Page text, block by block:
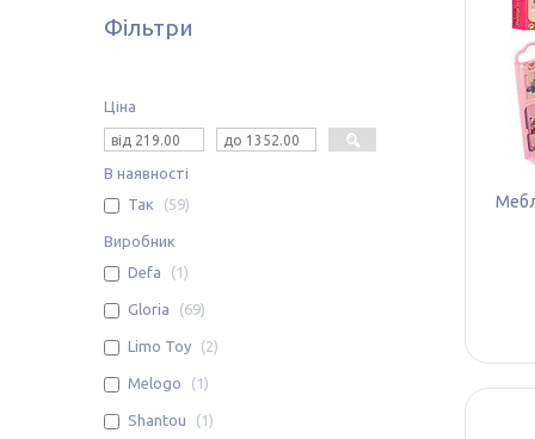
Фільтри
Ціна
В наявності
Так
59
Виробник
Defa
1
Gloria 69
Limo Toy 2
Melogo 1
Shantou 1